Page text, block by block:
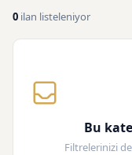
0 ilan listeleniyor
Bu
Filtrelerinizi